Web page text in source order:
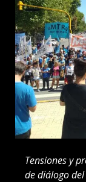
Tensiones y
de diálogo